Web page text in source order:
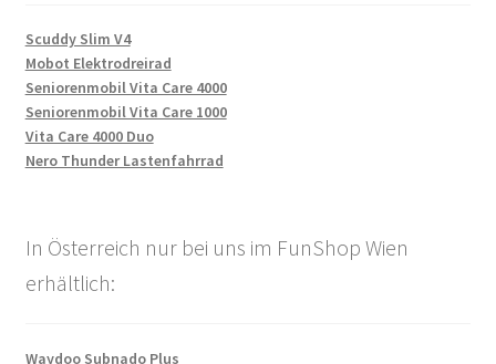
Scuddy Slim V4
Mobot Elektrodreirad
Seniorenmobil Vita Care 4000
Seniorenmobil Vita Care 1000
Vita Care 4000 Duo
Nero Thunder Lastenfahrrad
In Österreich nur bei uns im FunShop Wien
erhältlich:
Waydoo Subnado Plus